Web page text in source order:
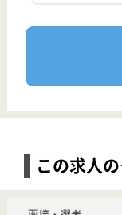
せん。また、最新の求人
■サービス管理責任